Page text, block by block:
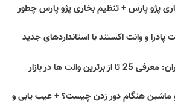
پژو پارس + تنظیم بخاری پژو پارس چطور
پادرا و وانت اکستند با استانداردهای جدید
بهترین وانت ها در ایران: معرفی 25 تا از برترین وانت ها در بازار
هنگام دور زدن چیست؟ + عیب یابی و